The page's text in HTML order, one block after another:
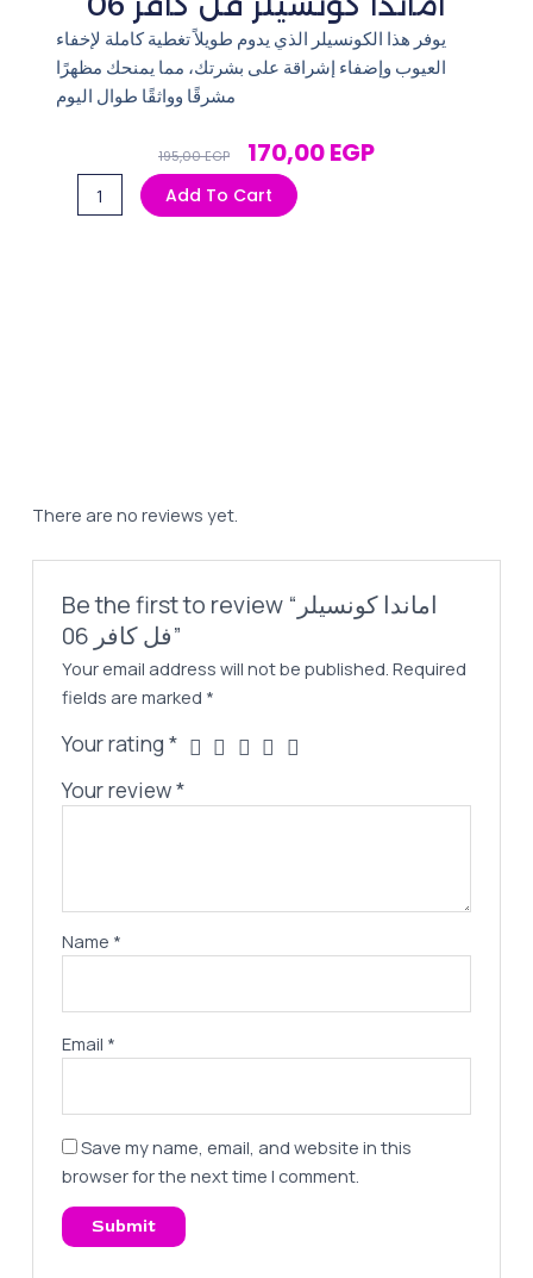
يوفر هذا الكونسيلر الذي يدوم طويلاً تغطية كاملة لإخفاء
العيوب وإضفاء إشراقة على بشرتك، مما يمنحك مظهرًا
مشرقًا وواثقًا طوال اليوم
195,00EGP Original
Price
Was:
170,00EGPCurrent
كونسيلر
Add To Cart
There are no reviews yet.
Be the first to review “اماندا كونسيلر
فل كافر 06”
Your email address will not be published. Required
fields are marked *
Your rating*
Your review*
Name *
Email *
Save my name, email, and website in this
browser for the next time I comment.